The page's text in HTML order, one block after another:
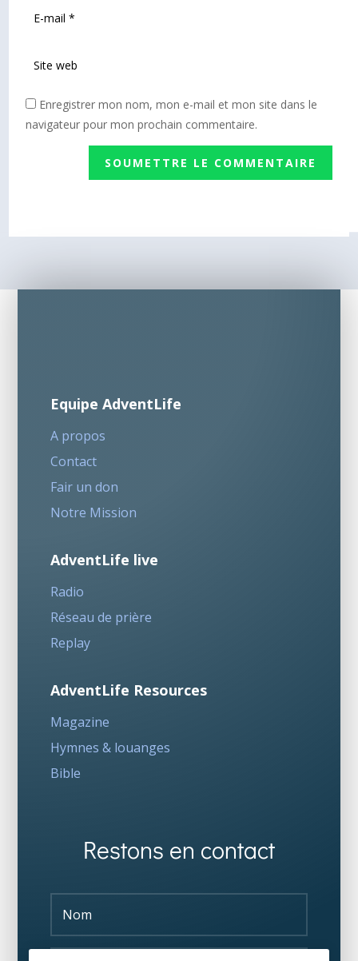
Enregistrer mon nom, mon e-mail et mon site dans le
navigateur pour mon prochain commentaire.
SOUMETTRE LE COMMENTAIRE
Equipe AdventLife
A propos
Contact
Fair un don
Notre Mission
AdventLife live
Radio
Réseau de prière
Replay
AdventLife Resources
Magazine
Hymnes & louanges
Bible
Restons en contact